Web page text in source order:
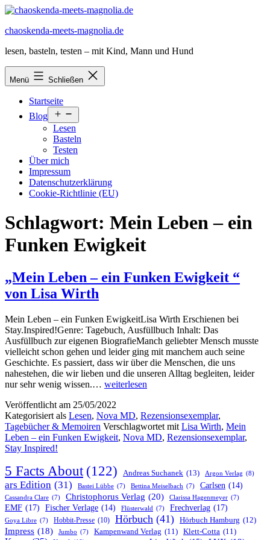
Zum
springen
chaoskenda-meets-magnolia.de
lesen, basteln, testen – mit Kind, Mann und Hund
Menü Schließen
Startseite
Blog
öffnen
Lesen
Basteln
Testen
Über mich
Impressum
Datenschutzerklärung
Cookie-Richtlinie (EU)
Schlagwort: Mein Leben – ein
Funken Ewigkeit
„Mein Leben – ein Funken Ewigkeit “
von Lisa Wirth
Mein Leben – ein Funken EwigkeitLisa Wirth Erschienen bei
Stay.Inspired!Genre: Tagebuch, Ausfüllbuch Inhalt: Das
Ausfüllbuch zur eigenen BiografieManch geliebter Mensch musste
vielleicht schon gehen und leider ging mit manchem auch seine
Geschichte. Es passiert, dass wir über die Menschen, die uns
nahestehen, die wir lieben und die unseren Alltag begleiten, leider
nur sehr wenig wissen.… „Mein
–
ein
Funken
Ewigkeit “
Wirth
weiterlesen
Veröffentlicht am 25/05/2022
Kategorisiert als Lesen, Nova MD, Rezensionsexemplar,
Tagebücher & Memoiren Verschlagwortet mit Lisa Wirth, Mein
Leben – ein Funken Ewigkeit, Nova MD, Rezensionsexemplar,
Stay Inspired!
5 Facts About (122) Andreas Suchanek (13) Argon Verlag (8)
ars Edition (31) Bastei Lübbe (7) Bettina Meiselbach (7) Carlsen (14)
Cassandra Clare (7) Christophorus Verlag (20) Clarissa Hagenmeyer (7)
EMF (17) Fischer Verlage (14) Flüsterwald (7) Frechverlag (17)
Goya Libre (7) Hobbit-Presse (10) Hörbuch (41) Hörbuch Hamburg (12)
Impress (18) Jumbo (7) Kampenwand Verlag (11) Klett-Cotta (11)